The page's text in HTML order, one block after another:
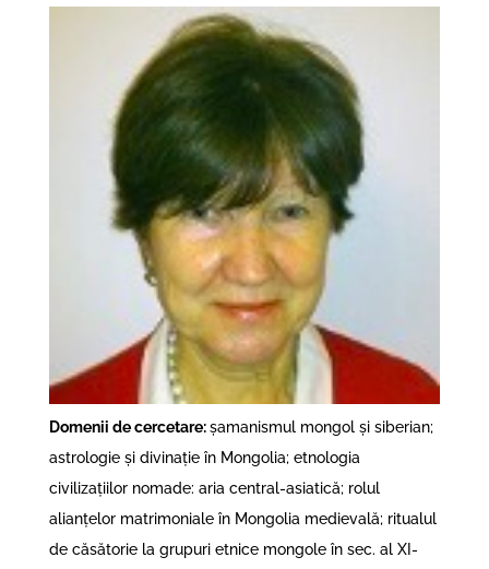
Domenii de cercetare:șamanismul mongol și siberian;
astrologie și divinație în Mongolia; etnologia
civilizațiilor nomade: aria central-asiatică; rolul
alianțelor matrimoniale în Mongolia medievală; ritualul
de căsătorie la grupuri etnice mongole în sec. al XI-